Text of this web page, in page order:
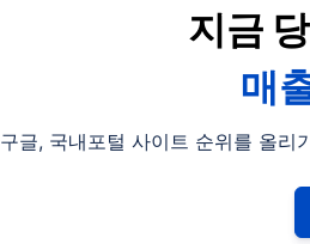
지금
매
구글, 국내포털 사이트 순위를 올리